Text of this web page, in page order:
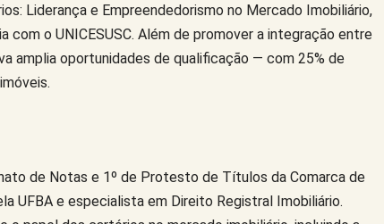
Liderança e Empreendedorismo no Mercado Imobiliário,
com o UNICESUSC. Além de promover a integração entre
amplia oportunidades de qualificação — com 25% de
de Notas e 1º de Protesto de Títulos da Comarca de
UFBA e especialista em Direito Registral Imobiliário.